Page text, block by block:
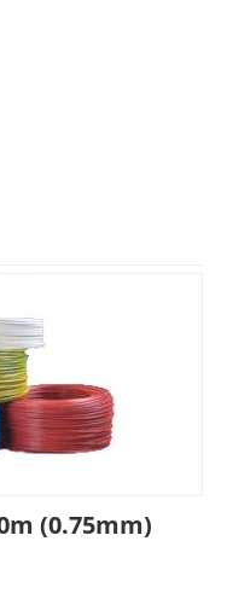
(0.75mm)